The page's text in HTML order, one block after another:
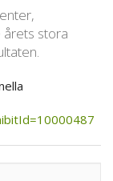
årets stora